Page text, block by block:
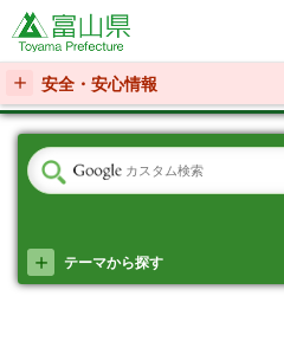
富山県
安全・安心情報
テーマから探す